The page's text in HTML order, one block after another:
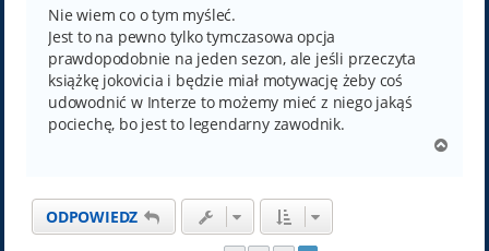
t
Nie wiem co o tym myśleć.
Jest to na pewno tylko tymczasowa opcja
prawdopodobnie na jeden sezon, ale jeśli przeczyta
książkę jokovicia i będzie miał motywację żeby coś
udowodnić w Interze to możemy mieć z niego jakąś
pociechę, bo jest to legendarny zawodnik.
ODPOWIEDZ